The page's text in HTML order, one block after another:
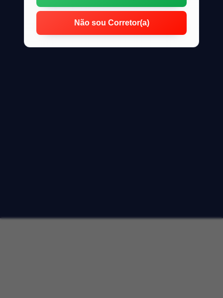
Não sou Corretor(a)